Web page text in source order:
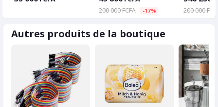
200 000 FCFA -17% 200 000
Autres produits de la boutique